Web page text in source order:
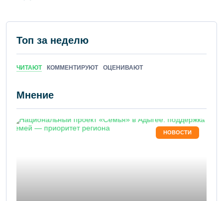
Топ за неделю
ЧИТАЮТ КОММЕНТИРУЮТ ОЦЕНИВАЮТ
Мнение
НОВОСТИ